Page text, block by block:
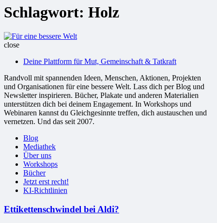
Schlagwort: Holz
Für
Welt
close
Deine Plattform für Mut, Gemeinschaft & Tatkraft
Randvoll mit spannenden Ideen, Menschen, Aktionen, Projekten
und Organisationen für eine bessere Welt. Lass dich per Blog und
Newsletter inspirieren. Bücher, Plakate und anderen Materialien
unterstützen dich bei deinem Engagement. In Workshops und
Webinaren kannst du Gleichgesinnte treffen, dich austauschen und
vernetzen. Und das seit 2007.
Blog
Mediathek
Über uns
Workshops
Bücher
Jetzt erst recht!
KI-Richtlinien
Ettikettenschwindel bei Aldi?